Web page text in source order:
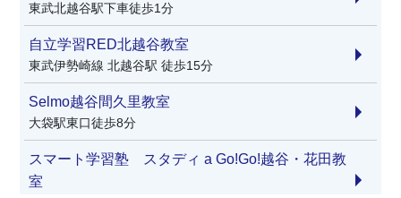
東武北越谷駅下車徒歩1分
自立学習RED北越谷教室
東武伊勢崎線 北越谷駅 徒歩15分
Selmo越谷間久里教室
大袋駅東口徒歩8分
スマート学習塾 スタディ a Go!Go!越谷・花田教
室